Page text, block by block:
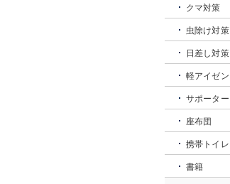
クマ対策
虫除け対策
日差し対策
軽アイゼン
サポーター
座布団
携帯トイレ
書籍